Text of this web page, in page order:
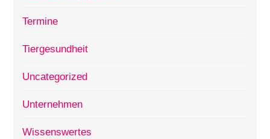
Termine
Tiergesundheit
Uncategorized
Unternehmen
Wissenswertes